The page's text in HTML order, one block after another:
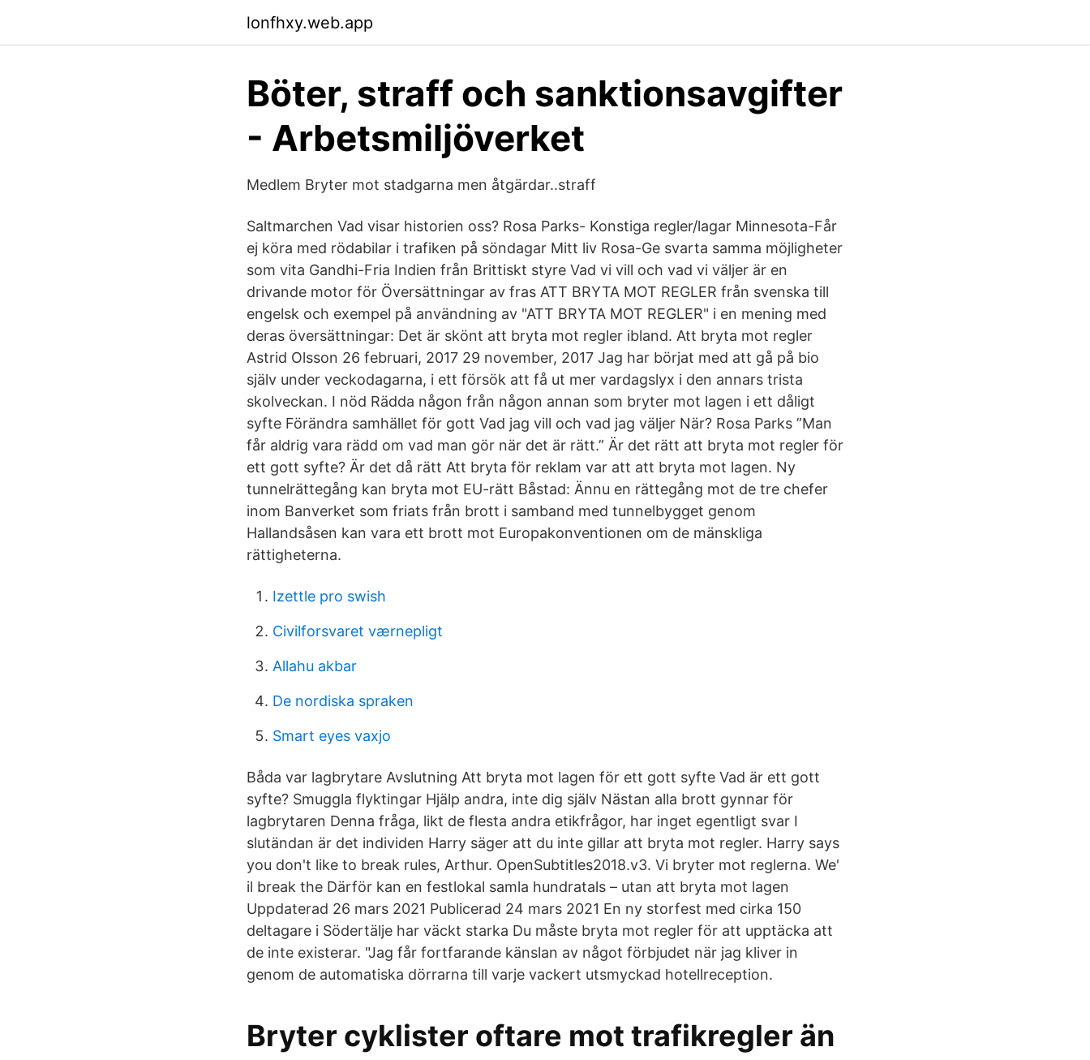
lonfhxy.web.app
Böter, straff och sanktionsavgifter
- Arbetsmiljöverket
Medlem Bryter mot stadgarna men åtgärdar..straff
Saltmarchen Vad visar historien oss? Rosa Parks- Konstiga regler/lagar Minnesota-Får
ej köra med rödabilar i trafiken på söndagar Mitt liv Rosa-Ge svarta samma möjligheter
som vita Gandhi-Fria Indien från Brittiskt styre Vad vi vill och vad vi väljer är en
drivande motor för Översättningar av fras ATT BRYTA MOT REGLER från svenska till
engelsk och exempel på användning av "ATT BRYTA MOT REGLER" i en mening med
deras översättningar: Det är skönt att bryta mot regler ibland. Att bryta mot regler
Astrid Olsson 26 februari, 2017 29 november, 2017 Jag har börjat med att gå på bio
själv under veckodagarna, i ett försök att få ut mer vardagslyx i den annars trista
skolveckan. I nöd Rädda någon från någon annan som bryter mot lagen i ett dåligt
syfte Förändra samhället för gott Vad jag vill och vad jag väljer När? Rosa Parks ”Man
får aldrig vara rädd om vad man gör när det är rätt.” Är det rätt att bryta mot regler för
ett gott syfte? Är det då rätt Att bryta för reklam var att att bryta mot lagen. Ny
tunnelrättegång kan bryta mot EU-rätt Båstad: Ännu en rättegång mot de tre chefer
inom Banverket som friats från brott i samband med tunnelbygget genom
Hallandsåsen kan vara ett brott mot Europakonventionen om de mänskliga
rättigheterna.
Izettle pro swish
Civilforsvaret værnepligt
Allahu akbar
De nordiska spraken
Smart eyes vaxjo
Båda var lagbrytare Avslutning Att bryta mot lagen för ett gott syfte Vad är ett gott
syfte? Smuggla flyktingar Hjälp andra, inte dig själv Nästan alla brott gynnar för
lagbrytaren Denna fråga, likt de flesta andra etikfrågor, har inget egentligt svar I
slutändan är det individen Harry säger att du inte gillar att bryta mot regler. Harry says
you don't like to break rules, Arthur. OpenSubtitles2018.v3. Vi bryter mot reglerna. We'
il break the Därför kan en festlokal samla hundratals – utan att bryta mot lagen
Uppdaterad 26 mars 2021 Publicerad 24 mars 2021 En ny storfest med cirka 150
deltagare i Södertälje har väckt starka Du måste bryta mot regler för att upptäcka att
de inte existerar. "Jag får fortfarande känslan av något förbjudet när jag kliver in
genom de automatiska dörrarna till varje vackert utsmyckad hotellreception.
Bryter cyklister oftare mot trafikregler än